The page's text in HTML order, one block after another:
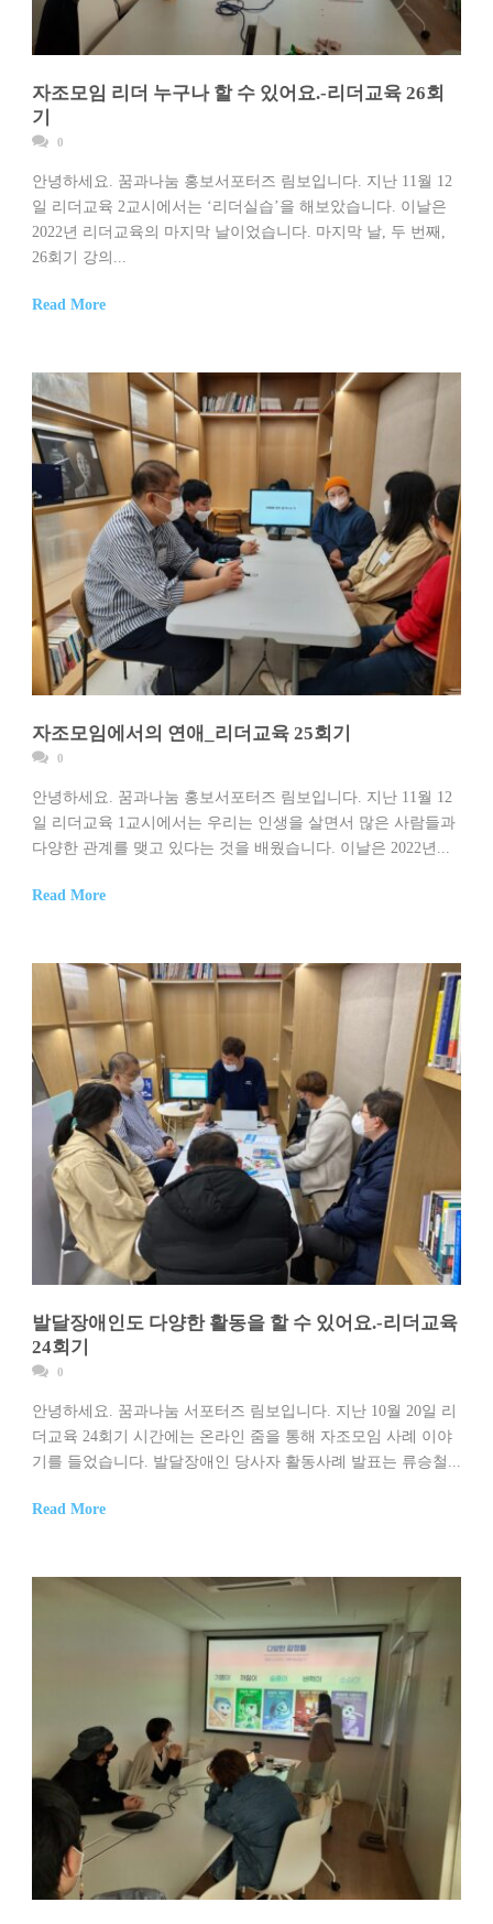
자조모임 리더 누구나 할 수 있어요.-리더교육 26회
기
0
안녕하세요. 꿈과나눔 홍보서포터즈 림보입니다. 지난 11월 12
일 리더교육 2교시에서는 ‘리더실습’을 해보았습니다. 이날은
2022년 리더교육의 마지막 날이었습니다. 마지막 날, 두 번째,
26회기 강의...
Read More
자조모임에서의 연애_리더교육 25회기
0
안녕하세요. 꿈과나눔 홍보서포터즈 림보입니다. 지난 11월 12
일 리더교육 1교시에서는 우리는 인생을 살면서 많은 사람들과
다양한 관계를 맺고 있다는 것을 배웠습니다. 이날은 2022년...
Read More
발달장애인도 다양한 활동을 할 수 있어요.-리더교육
24회기
0
안녕하세요. 꿈과나눔 서포터즈 림보입니다. 지난 10월 20일 리
더교육 24회기 시간에는 온라인 줌을 통해 자조모임 사례 이야
기를 들었습니다. 발달장애인 당사자 활동사례 발표는 류승철...
Read More